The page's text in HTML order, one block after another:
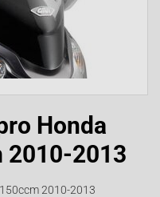
Honda
2010-2013
2010-2013